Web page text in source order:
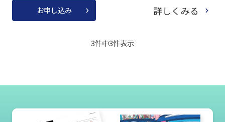
お申し込み 詳しくみる
3件中3件表示